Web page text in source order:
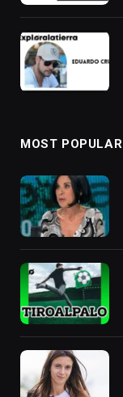
MOST POPULAR